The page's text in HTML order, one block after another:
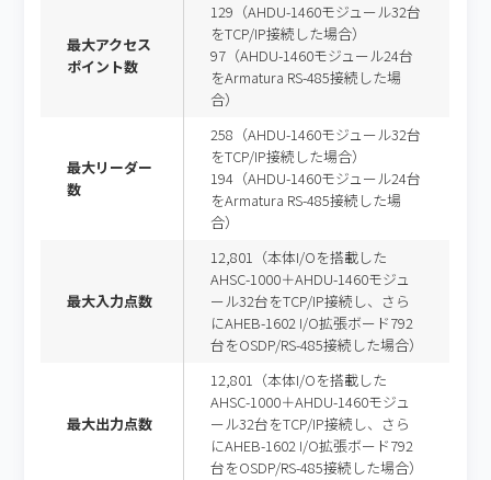
最大アクセス
ポイント数
129（AHDU-1460モジュール32台
をTCP/IP接続した場合）
97（AHDU-1460モジュール24台
をArmatura RS-485接続した場
合）
最大リーダー
数
258（AHDU-1460モジュール32台
をTCP/IP接続した場合）
194（AHDU-1460モジュール24台
をArmatura RS-485接続した場
合）
最大入力点数
12,801（本体I/Oを搭載した
AHSC-1000＋AHDU-1460モジュ
ール32台をTCP/IP接続し、さら
にAHEB-1602 I/O拡張ボード792
台をOSDP/RS-485接続した場合）
最大出力点数
12,801（本体I/Oを搭載した
AHSC-1000＋AHDU-1460モジュ
ール32台をTCP/IP接続し、さら
にAHEB-1602 I/O拡張ボード792
台をOSDP/RS-485接続した場合）